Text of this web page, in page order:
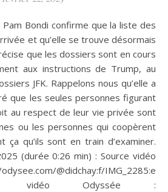
et qu’elle se trouve désormais
que les dossiers sont en cours
aux instructions de Trump, au
JFK. Rappelons nous qu’elle a
que les seules personnes figurant
au respect de leur vie privée sont
ou les personnes qui coopèrent
ça qu’ils sont en train d’examiner.
(durée 0:26 min) : Source vidéo
@didchay:f/IMG_2285:e
vidéo Odyssée :